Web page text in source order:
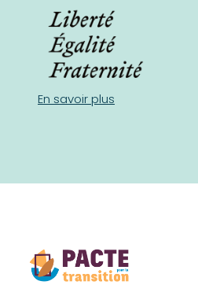
En savoir plus